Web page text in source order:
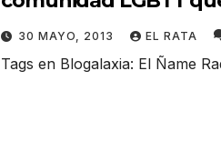
violados
30 MAYO, 2013 EL RATA
Tags en Blogalaxia: El Ñame